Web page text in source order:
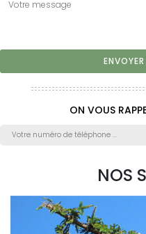
ON VOUS
NOS